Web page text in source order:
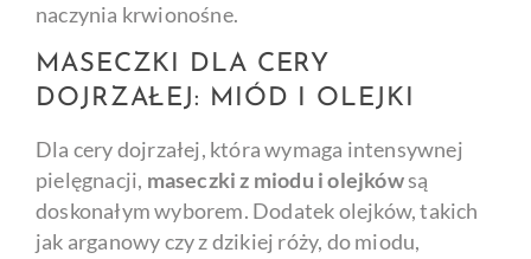
naczynia krwionośne.
MASECZKI DLA CERY
DOJRZAŁEJ: MIÓD I OLEJKI
Dla cery dojrzałej, która wymaga intensywnej
pielęgnacji, maseczki z miodu i olejkówsą
doskonałym wyborem. Dodatek olejków, takich
jak arganowy czy z dzikiej róży, do miodu,